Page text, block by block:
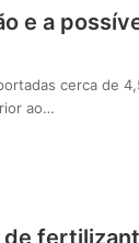
e a
cerca de
ao…